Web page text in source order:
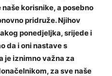
korisnike, a posebno
pridruže. Njihov
ponedjeljka, srijede i
da i oni nastave s
je iznimno važna za
za sve naše